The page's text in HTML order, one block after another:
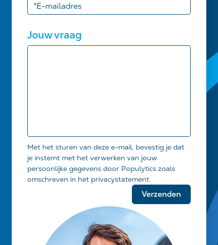
Jouw vraag
Met het sturen van deze e-mail, bevestig je dat
je instemt met het verwerken van jouw
persoonlijke gegevens door Populytics zoals
omschreven in het privacystatement.
leeg